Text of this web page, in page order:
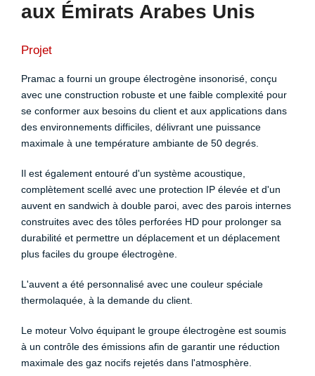
aux Émirats Arabes Unis
Projet
Pramac a fourni un groupe électrogène insonorisé, conçu
avec une construction robuste et une faible complexité pour
se conformer aux besoins du client et aux applications dans
des environnements difficiles, délivrant une puissance
maximale à une température ambiante de 50 degrés.
Il est également entouré d'un système acoustique,
complètement scellé avec une protection IP élevée et d'un
auvent en sandwich à double paroi, avec des parois internes
construites avec des tôles perforées HD pour prolonger sa
durabilité et permettre un déplacement et un déplacement
plus faciles du groupe électrogène.
L'auvent a été personnalisé avec une couleur spéciale
thermolaquée, à la demande du client.
Le moteur Volvo équipant le groupe électrogène est soumis
à un contrôle des émissions afin de garantir une réduction
maximale des gaz nocifs rejetés dans l'atmosphère.